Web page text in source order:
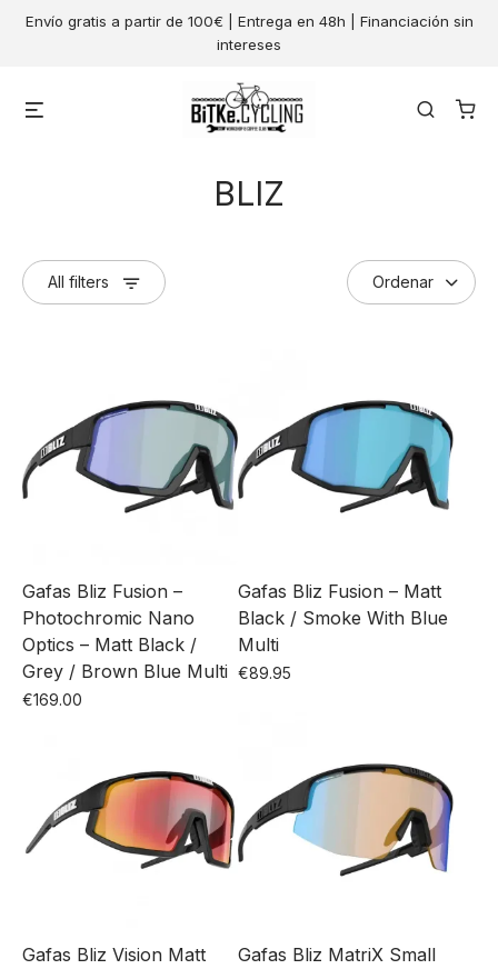
SkipEnvío gratis a partir de 100€ | Entrega en 48h | Financiación sin
intereses
Search
BLIZ
All filters
Gafas Bliz Fusion –
Photochromic Nano
Optics – Matt Black /
Grey / Brown Blue Multi
€169.00
Gafas Bliz Fusion – Matt
Black / Smoke With Blue
Multi
€89.95
Gafas Bliz Vision Matt
Gafas Bliz MatriX Small